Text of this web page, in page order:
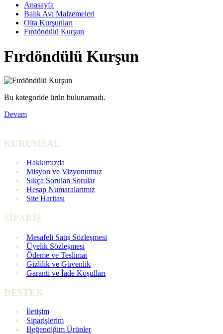
Anasayfa
Balık Avı Malzemeleri
Olta Kurşunları
Fırdöndülü Kurşun
Fırdöndülü Kurşun
Bu kategoride ürün bulunamadı.
Devam
KURUMSAL
Hakkımızda
Misyon ve Vizyonumuz
Sıkça Sorulan Sorular
Hesap Numaralarımız
Site Haritası
SİPARİŞ
Mesafeli Satış Sözleşmesi
Üyelik Sözleşmesi
Ödeme ve Teslimat
Gizlilik ve Güvenlik
Garanti ve İade Koşulları
DESTEK
İletişim
Siparişlerim
Beğendiğim Ürünler